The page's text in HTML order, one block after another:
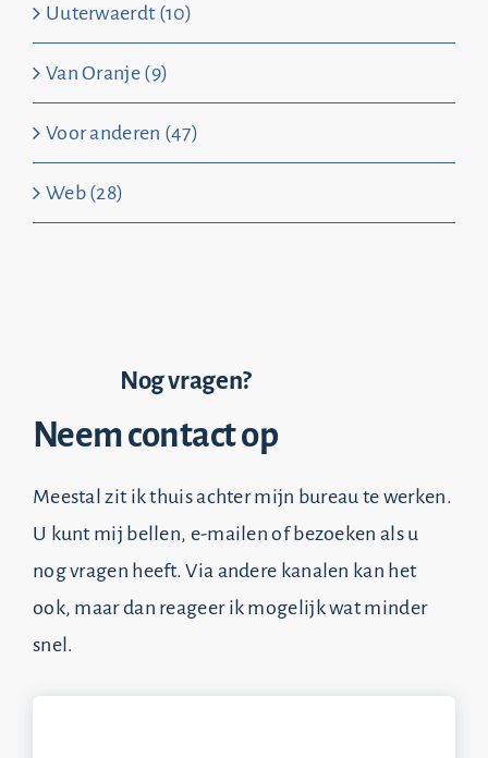
Uuterwaerdt (10)
Van Oranje (9)
Voor anderen (47)
Web (28)
Nog vragen?
Neem contact op
Meestal zit ik thuis achter mijn bureau te werken.
U kunt mij bellen, e-mailen of bezoeken als u
nog vragen heeft. Via andere kanalen kan het
ook, maar dan reageer ik mogelijk wat minder
snel.